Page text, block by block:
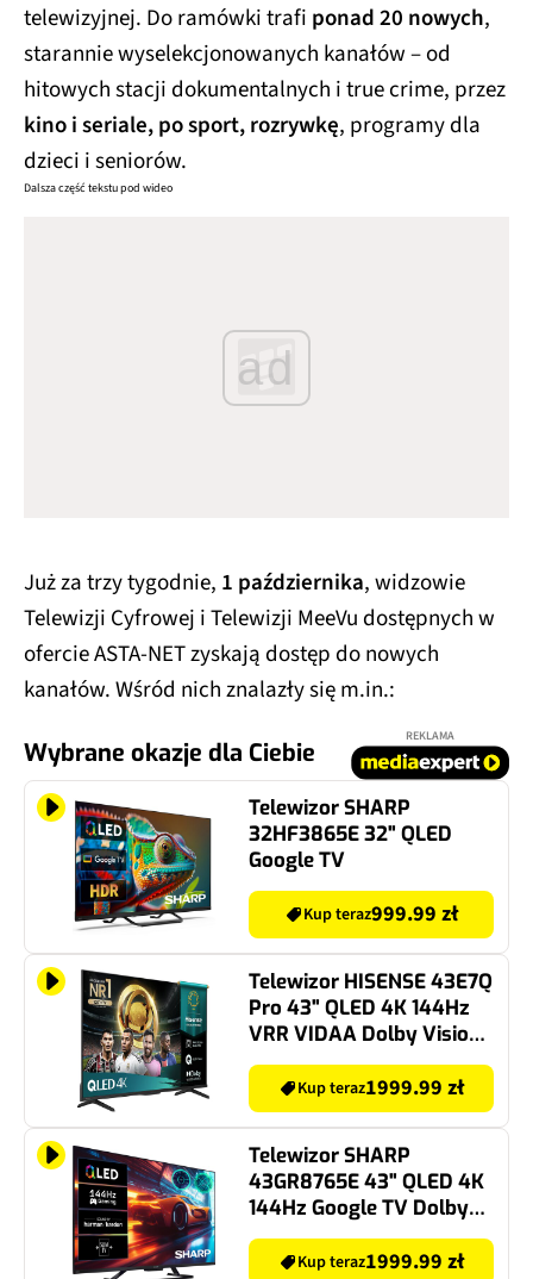
telewizyjnej. Do ramówki trafi ponad 20 nowych,
starannie wyselekcjonowanych kanałów – od
hitowych stacji dokumentalnych i true crime, przez
kino i seriale, po sport, rozrywkę, programy dla
dzieci i seniorów.
Dalsza część tekstu pod wideo
ad
Już za trzy tygodnie, 1 października, widzowie
Telewizji Cyfrowej i Telewizji MeeVu dostępnych w
ofercie ASTA-NET zyskają dostęp do nowych
kanałów. Wśród nich znalazły się m.in.:
Wybrane okazje dla Ciebie
REKLAMA
Telewizor SHARP
32HF3865E 32" QLED
Google TV
Kup teraz999.99 zł
Telewizor HISENSE 43E7Q
Pro 43" QLED 4K 144Hz
VRR VIDAA Dolby Vision
Dolby Atmos HDMI 2.1
Kup teraz1999.99 zł
Telewizor SHARP
43GR8765E 43" QLED 4K
144Hz Google TV Dolby
Atmos Dolby Vision HDMI
Kup teraz1999.99 zł